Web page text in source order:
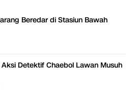
Beredar di Stasiun Bawah
Detektif Chaebol Lawan Musuh